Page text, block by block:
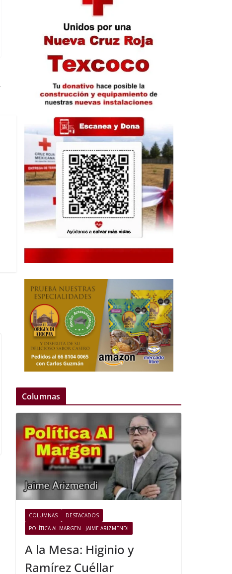
Columnas
COLUMNAS
DESTACADOS
POLÍTICA AL MARGEN - JAIME ARIZMENDI
A la Mesa: Higinio y
Ramírez Cuéllar